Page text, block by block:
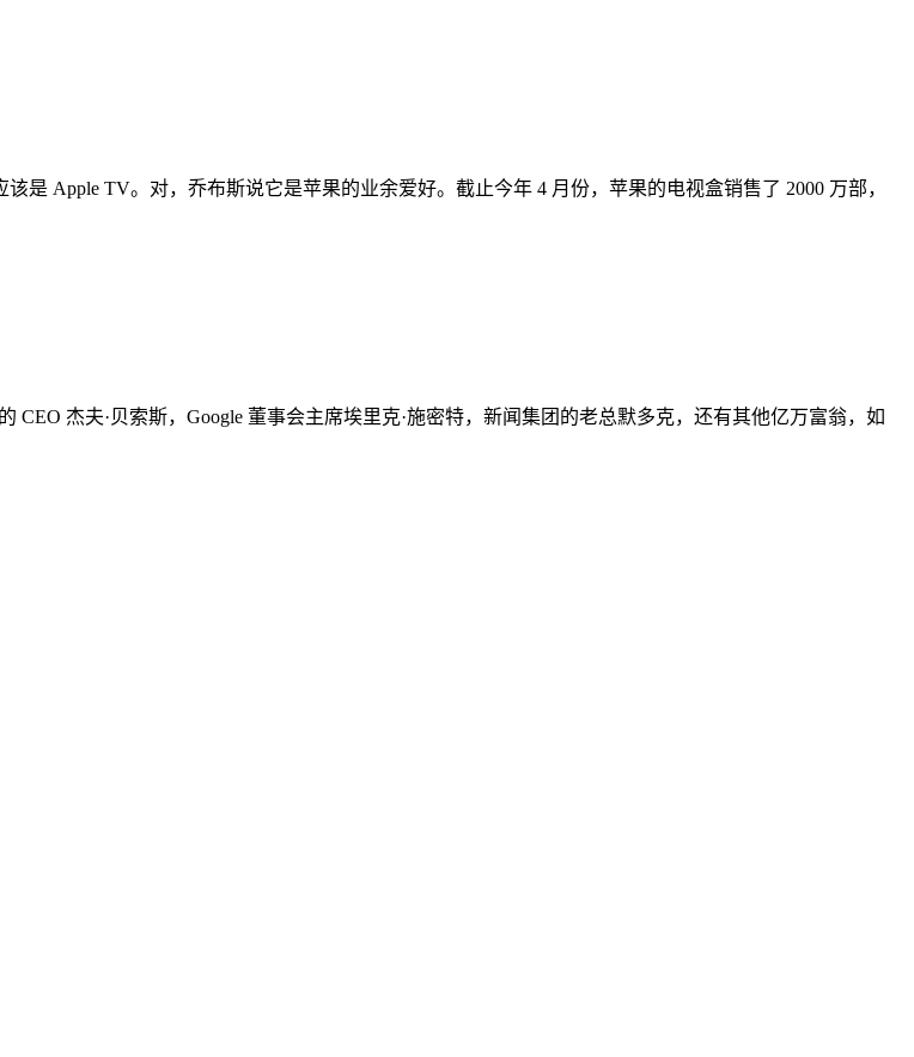
是 Apple TV。对，乔布斯说它是苹果的业余爱好。截止今年 4 月份，苹果的电视盒销售了 2000 万部，
杰夫·贝索斯，Google 董事会主席埃里克·施密特，新闻集团的老总默多克，还有其他亿万富翁，如